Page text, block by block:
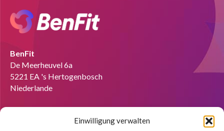
Einwilligung verwalten
BenFit
De Meerheuvel 6a
5221 EA 's Hertogenbosch
Niederlande
info@benfit.de